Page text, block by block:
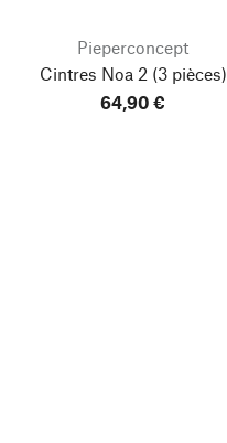
Pieperconcept
Cintres Noa 2 (3 pièces)
64,90 €